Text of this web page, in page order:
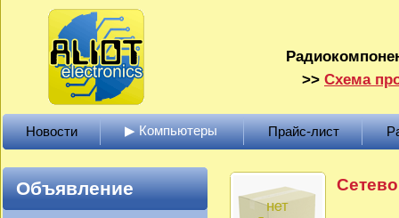
>> Схема
Новости ▶ Компьютеры Прайс-лист
Объявление